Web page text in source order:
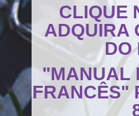
CLIQUE
ADQUIRA
DO
"MANUAL
FRANCÊS"